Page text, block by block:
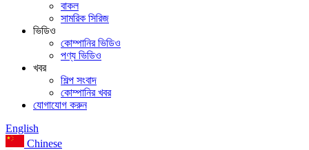
বাকল
সামরিক সিরিজ
ভিডিও
কোম্পানির ভিডিও
পণ্য ভিডিও
খবর
শিল্প সংবাদ
কোম্পানির খবর
যোগাযোগ করুন
English
Chinese